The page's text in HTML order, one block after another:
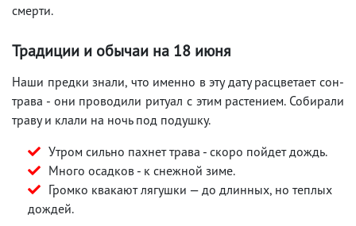
смерти.
Традиции и обычаи на 18 июня
Наши предки знали, что именно в эту дату расцветает сон-
трава - они проводили ритуал с этим растением. Собирали
траву и клали на ночь под подушку.
Утром сильно пахнет трава - скоро пойдет дождь.
Много осадков - к снежной зиме.
Громко квакают лягушки — до длинных, но теплых
дождей.